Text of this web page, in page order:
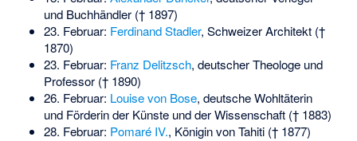
und Buchhändler († 1897)
23. Februar: Ferdinand Stadler, Schweizer Architekt (†
1870)
23. Februar: Franz Delitzsch, deutscher Theologe und
Professor († 1890)
26. Februar: Louise von Bose, deutsche Wohltäterin
und Förderin der Künste und der Wissenschaft († 1883)
28. Februar: Pomaré IV., Königin von Tahiti († 1877)